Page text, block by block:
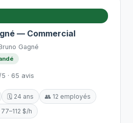
— Commercial
Gagné
· 65 avis
🗓️ 24 ans
👥 12 employés
77–112 $/h